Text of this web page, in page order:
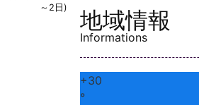
～2日)
地域情報
Informations
+30
°